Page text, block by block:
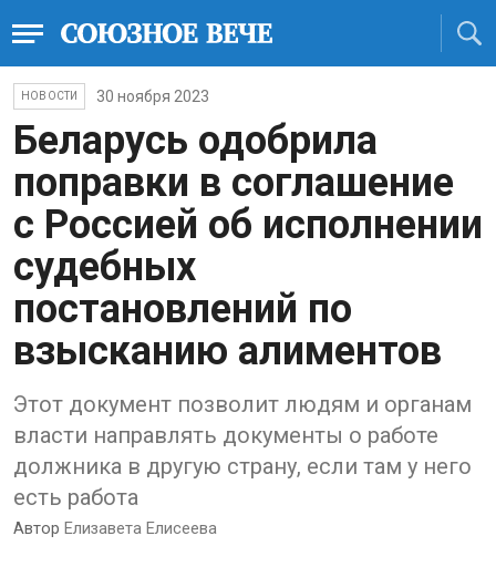
НОВОСТИ 30 ноября 2023
Беларусь одобрила
поправки в соглашение
с Россией об исполнении
судебных
постановлений по
взысканию алиментов
Этот документ позволит людям и органам
власти направлять документы о работе
должника в другую страну, если там у него
есть работа
Автор Елизавета Елисеева